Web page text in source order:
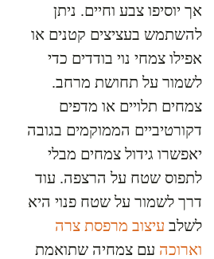
אך יוסיפו צבע וחיים. ניתן
להשתמש בעציצים קטנים או
אפילו צמחי נוי בודדים כדי
לשמור על תחושת מרחב.
צמחים תלויים או מדפים
דקורטיביים הממוקמים בגובה
יאפשרו גידול צמחים מבלי
לתפוס שטח על הרצפה. עוד
דרך לשמור על שטח פנוי היא
לשלב עיצוב מרפסת צרה
וארוכה עם צמחיה שתואמת